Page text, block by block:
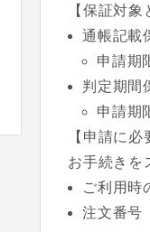
【保証対
通帳記載
申請期
判定期間
申請期
【申請に
お手続きを
ご利用時
注文番号